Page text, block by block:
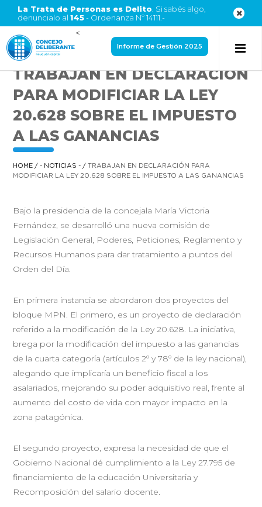
La Trata de Personas es Delito . Si sabés algo,
denuncialo al 145- Ordenanza Nº 14111.-
<
Informe de Gestión 2025
TRABAJAN EN DECLARACIÓN
PARA MODIFICIAR LA LEY
20.628 SOBRE EL IMPUESTO
A LAS GANANCIAS
HOME /- NOTICIAS - /TRABAJAN EN DECLARACIÓN PARA
MODIFICIAR LA LEY 20.628 SOBRE EL IMPUESTO A LAS GANANCIAS
Bajo la presidencia de la concejala María Victoria
Fernández, se desarrolló una nueva comisión de
Legislación General, Poderes, Peticiones, Reglamento y
Recursos Humanos para dar tratamiento a puntos del
Orden del Día.
En primera instancia se abordaron dos proyectos del
bloque MPN. El primero, es un proyecto de declaración
referido a la modificación de la Ley 20.628. La iniciativa,
brega por la modificación del impuesto a las ganancias
de la cuarta categoría (artículos 2º y 78º de la ley nacional),
alegando que implicaría un beneficio fiscal a los
asalariados, mejorando su poder adquisitivo real, frente al
aumento del costo de vida con mayor impacto en la
zona patagónica.
El segundo proyecto, expresa la necesidad de que el
Gobierno Nacional dé cumplimiento a la Ley 27.795 de
financiamiento de la educación Universitaria y
Recomposición del salario docente.